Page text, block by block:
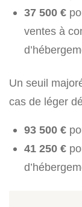
37 500 €
ventes à
Un seuil
cas de léger
93 500 €
41 250 €